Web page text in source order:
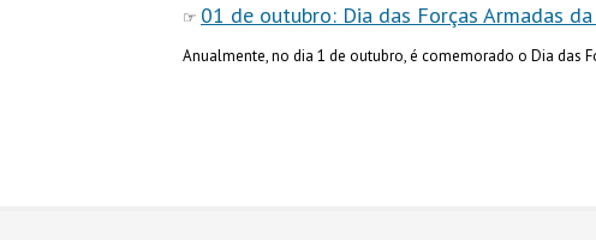
01 de outubro: Dia das Forças Armadas
Anualmente, no dia 1 de outubro, é comemorado o Dia das